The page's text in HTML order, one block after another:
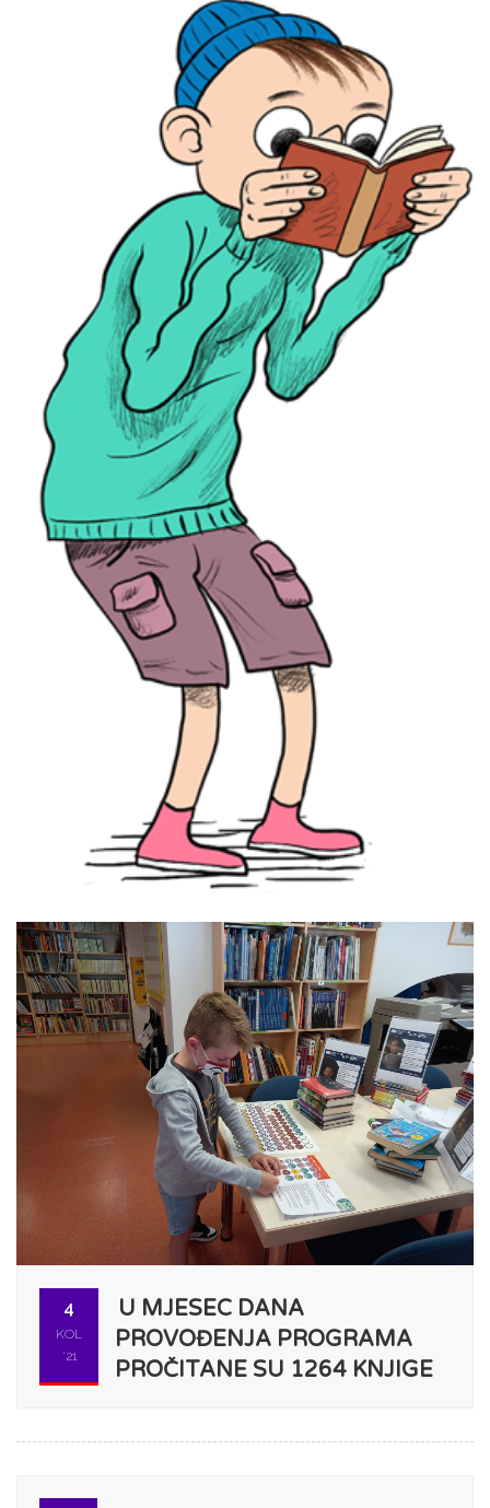
4
KOL
'21
U MJESEC DANA
PROVOĐENJA PROGRAMA
PROČITANE SU 1264 KNJIGE